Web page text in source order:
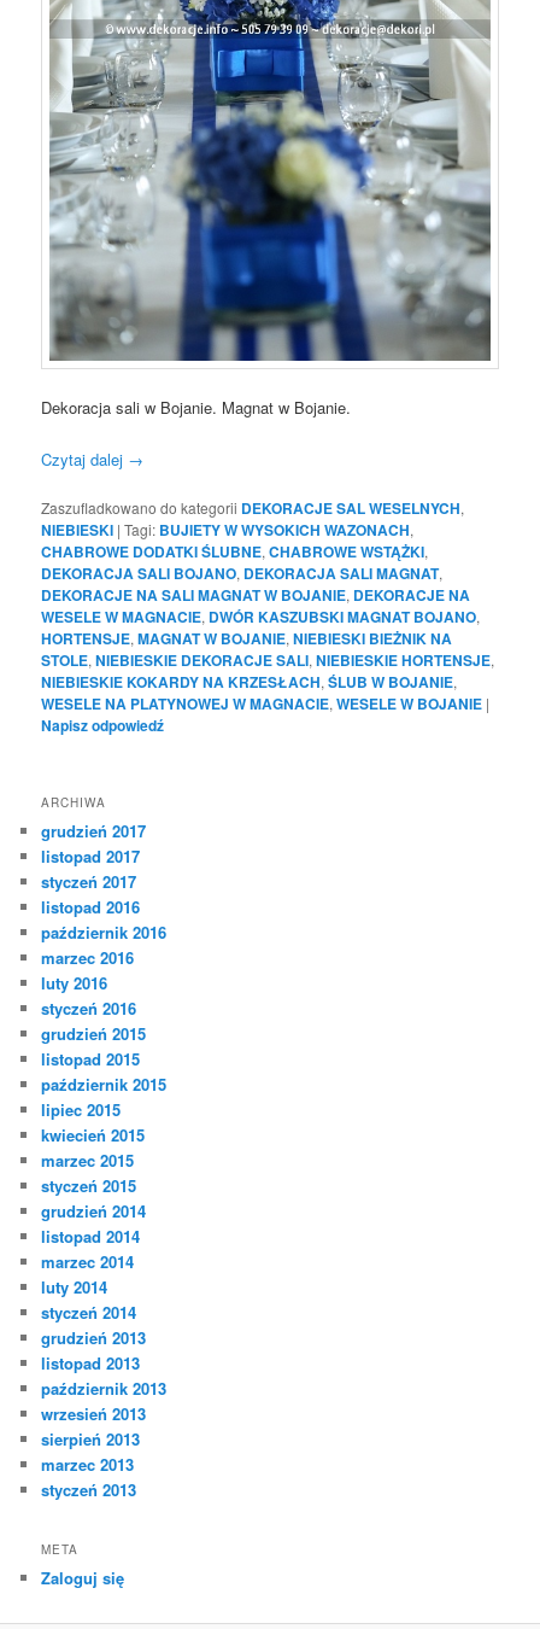
Dekoracja sali w Bojanie. Magnat w Bojanie.
Czytaj dalej →
Zaszufladkowano do kategorii DEKORACJE SAL WESELNYCH,
NIEBIESKI |Tagi: BUJIETY W WYSOKICH WAZONACH,
CHABROWE DODATKI ŚLUBNE,CHABROWE WSTĄŻKI,
DEKORACJA SALI BOJANO, DEKORACJA SALI MAGNAT,
DEKORACJE NA SALI MAGNAT W BOJANIE, DEKORACJE NA
WESELE W MAGNACIE, DWÓR KASZUBSKI MAGNAT BOJANO,
HORTENSJE,MAGNAT W BOJANIE,NIEBIESKI BIEŻNIK NA
STOLE,NIEBIESKIE DEKORACJE SALI,NIEBIESKIE HORTENSJE,
NIEBIESKIE KOKARDY NA KRZESŁACH,ŚLUB W BOJANIE,
WESELE NA PLATYNOWEJ W MAGNACIE,WESELE W BOJANIE |
Napisz odpowiedź
ARCHIWA
grudzień 2017
listopad 2017
styczeń 2017
listopad 2016
październik 2016
marzec 2016
luty 2016
styczeń 2016
grudzień 2015
listopad 2015
październik 2015
lipiec 2015
kwiecień 2015
marzec 2015
styczeń 2015
grudzień 2014
listopad 2014
marzec 2014
luty 2014
styczeń 2014
grudzień 2013
listopad 2013
październik 2013
wrzesień 2013
sierpień 2013
marzec 2013
styczeń 2013
META
Zaloguj się